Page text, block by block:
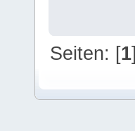
Seiten: [1]